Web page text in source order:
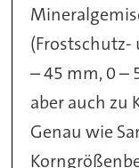
(Frostschutz-
– 45 mm, 0 –
aber auch zu
Genau wie